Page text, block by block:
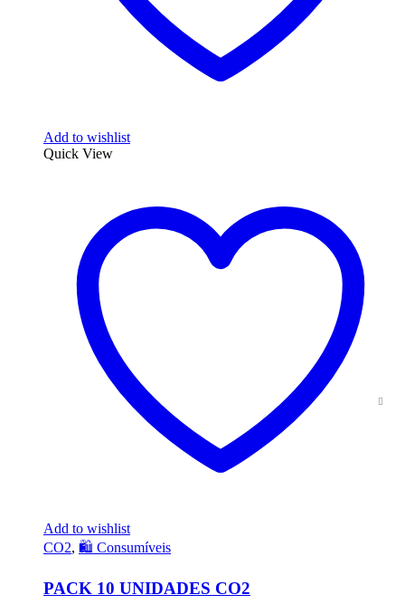
Add to wishlist
Quick View
Add to wishlist
CO2, 🛍️ Consumíveis
PACK 10 UNIDADES CO2